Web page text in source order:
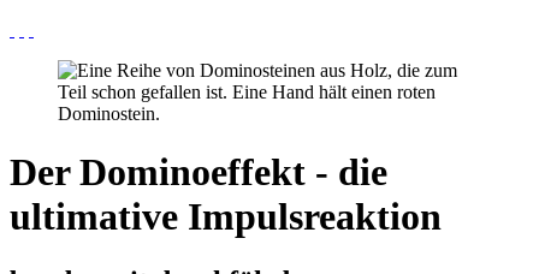
Der Dominoeffekt - die
ultimative Impulsreaktion